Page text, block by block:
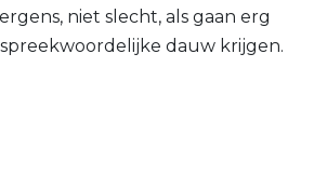
niet slecht, als gaan erg
dauw krijgen.